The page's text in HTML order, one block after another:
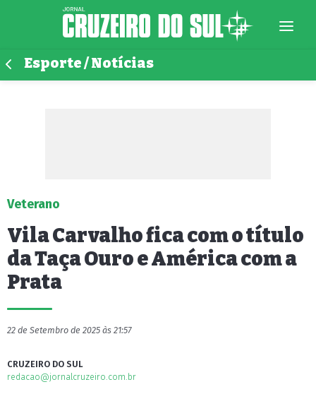
Esporte / Notícias
Veterano
Vila Carvalho fica com o título
da Taça Ouro e América com a
Prata
22 de Setembro de 2025 às 21:57
CRUZEIRO DO SUL
redacao@jornalcruzeiro.com.br